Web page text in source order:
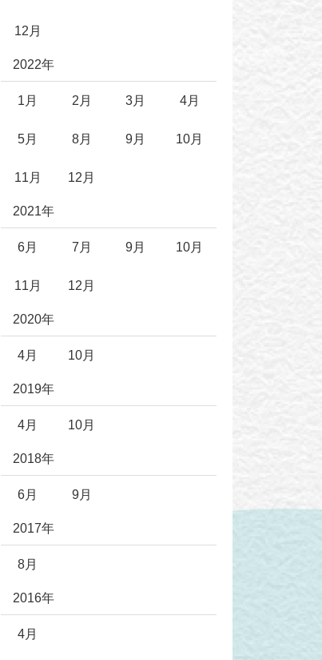
12月
2022年
1月 2月 3月 4月
5月 8月 9月 10月
11月 12月
2021年
6月 7月 9月 10月
11月 12月
2020年
4月 10月
2019年
4月 10月
2018年
6月 9月
2017年
8月
2016年
4月